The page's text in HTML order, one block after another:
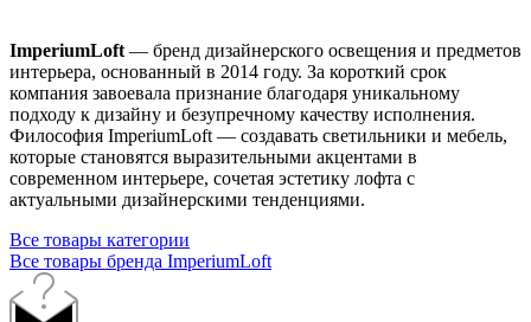
ImperiumLoft — бренд дизайнерского освещения и предметов
интерьера, основанный в 2014 году. За короткий срок
компания завоевала признание благодаря уникальному
подходу к дизайну и безупречному качеству исполнения.
Философия ImperiumLoft — создавать светильники и мебель,
которые становятся выразительными акцентами в
современном интерьере, сочетая эстетику лофта с
актуальными дизайнерскими тенденциями.
Все товары категории
Все товары бренда ImperiumLoft